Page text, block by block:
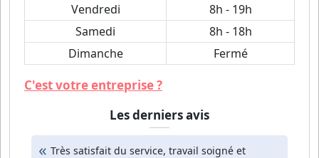
Vendredi
8h - 19h
Samedi
8h - 18h
Dimanche
Fermé
C'est votre entreprise ?
Les derniers avis
Très satisfait du service, travail soigné et